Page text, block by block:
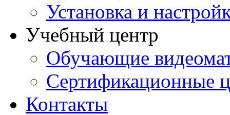
Установка и
Учебный центр
Обучающие
Сертификационные
Контакты